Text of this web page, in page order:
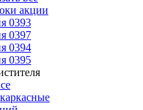
акции
0393
0397
0394
0395